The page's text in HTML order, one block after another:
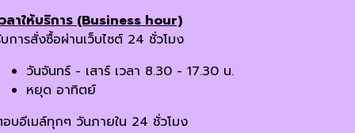
ลาให้บริการ (Business hour)
การสั่งซื้อผ่านเว็บไซต์ 24 ชั่วโมง
วันจันทร์ - เสาร์ เวลา 8.30 - 17.30 น.
หยุด อาทิตย์
บอีเมล์ทุกๆ วันภายใน 24 ชั่วโมง